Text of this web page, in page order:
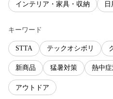
インテリア・家具・収納
キーワード
STTA テックオシボリ
新商品 猛暑対策 熱中
アウトドア